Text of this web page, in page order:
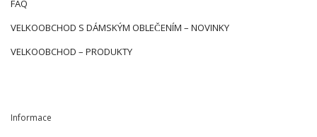
FAQ
VELKOOBCHOD S DÁMSKÝM OBLEČENÍM – NOVINKY
VELKOOBCHOD – PRODUKTY
Informace